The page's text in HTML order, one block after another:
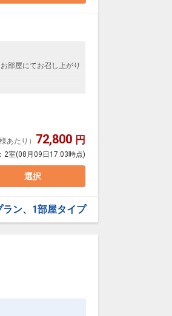
作会席料理。
いものをお召し上が
致しかねます）
部屋にてお召し上がり
はご遠慮下さい。
。
あたり） 72,800 円
2室(08月09日17:03時点)
選択
ラン、1部屋タイプ